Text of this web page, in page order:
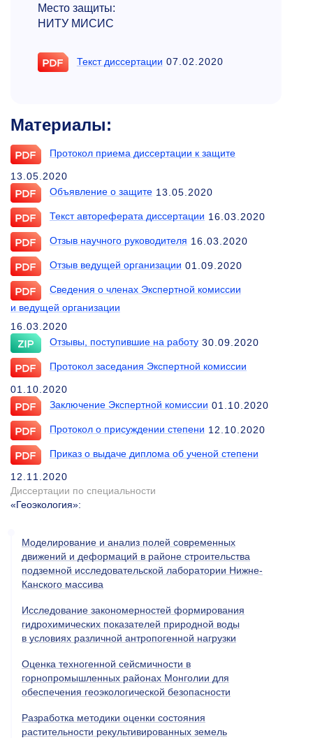
Место защиты:
НИТУ МИСИС
Текст диссертации 07.02.2020
Материалы:
Протокол приема диссертации к защите
13.05.2020
Объявление о защите 13.05.2020
Текст автореферата диссертации 16.03.2020
Отзыв научного руководителя 16.03.2020
Отзыв ведущей организации 01.09.2020
Сведения о членах Экспертной комиссии
и ведущей организации
16.03.2020
Отзывы, поступившие на работу 30.09.2020
Протокол заседания Экспертной комиссии
01.10.2020
Заключение Экспертной комиссии 01.10.2020
Протокол о присуждении степени 12.10.2020
Приказ о выдаче диплома об ученой степени
12.11.2020
Диссертации по специальности
«Геоэкология»:
Моделирование и анализ полей современных
движений и деформаций в районе строительства
подземной исследовательской лаборатории Нижне-
Канского массива
Исследование закономерностей формирования
гидрохимических показателей природной воды
в условиях различной антропогенной нагрузки
Оценка техногенной сейсмичности в
горнопромышленных районах Монголии для
обеспечения геоэкологической безопасности
Разработка методики оценки состояния
растительности рекультивированных земель